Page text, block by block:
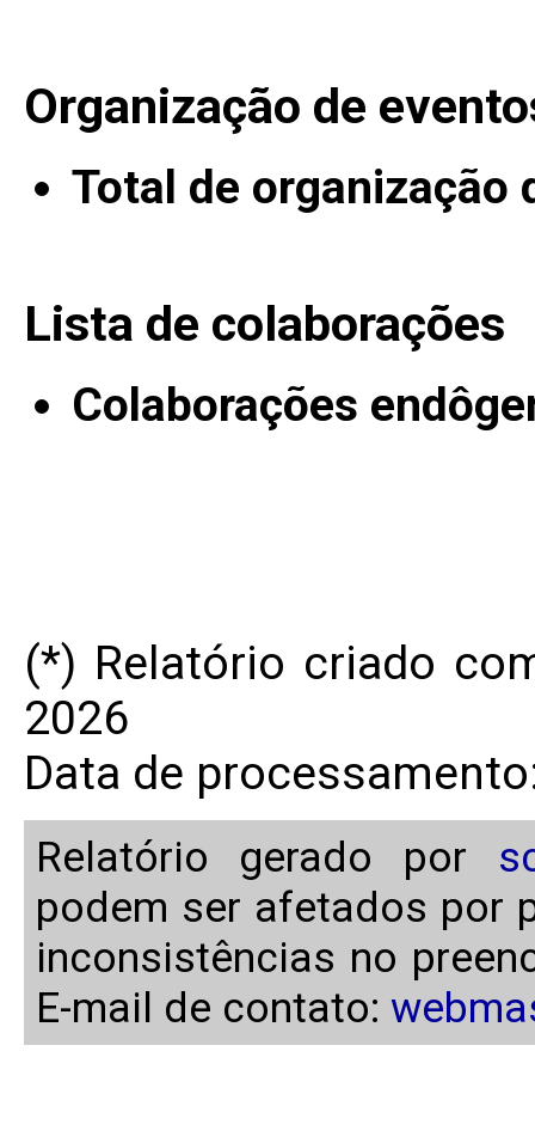
Organização de
Total de organização
Lista de colaborações
Colaborações
(*) Relatório criado
2026
Data de
Relatório gerado por
podem ser afetados por
inconsistências no
E-mail de contato: